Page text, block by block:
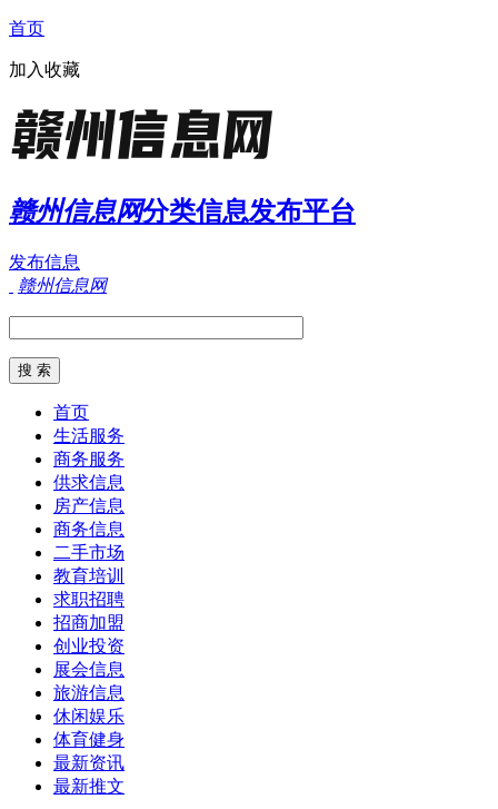
首页
加入收藏
赣州信息网分类信息发布平台
发布信息
赣州信息网
首页
生活服务
商务服务
供求信息
房产信息
商务信息
二手市场
教育培训
求职招聘
招商加盟
创业投资
展会信息
旅游信息
休闲娱乐
体育健身
最新资讯
最新推文